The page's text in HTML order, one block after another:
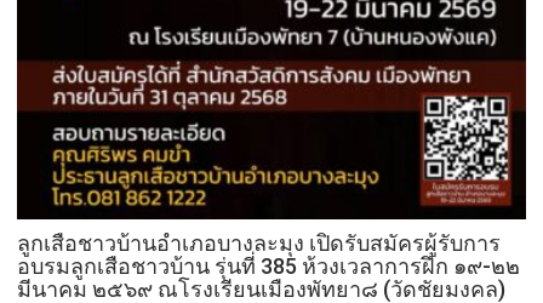
ลูกเสือชาวบ้านอำเภอบางละมุง เปิดรับสมัครผู้รับการ
อบรมลูกเสือชาวบ้าน รุ่นที่ 385 ห้วงเวลาการฝึก ๑๙-๒๒
มีนาคม ๒๕๖๙ ณโรงเรียนเมืองพัทยา๘ (วัดชัยมงคล)